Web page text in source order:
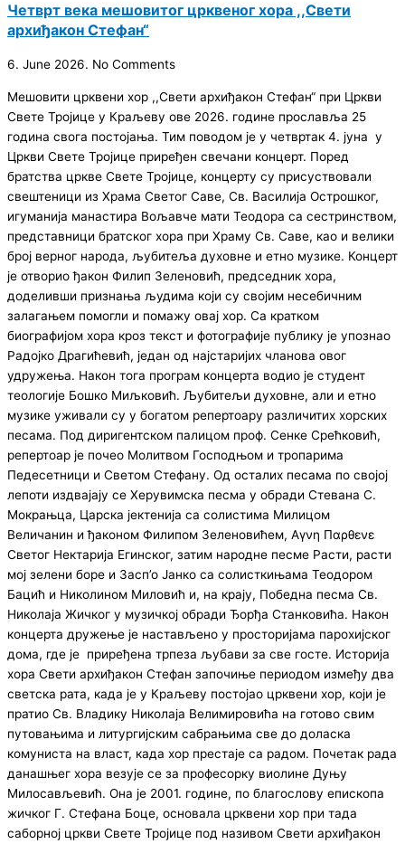
Четврт века мешовитог црквеног хора ,,Свети
архиђакон Стефан“
6. June 2026. No Comments
Мешовити црквени хор ,,Свети архиђакон Стефан“ при Цркви
Свете Тројице у Краљеву ове 2026. године прославља 25
година свога постојања. Тим поводом је у четвртак 4. јуна у
Цркви Свете Тројице приређен свечани концерт. Поред
братства цркве Свете Тројице, концерту су присуствовали
свештеници из Храма Светог Саве, Св. Василија Острошког,
игуманија манастира Вољавче мати Теодора са сестринством,
представници братског хора при Храму Св. Саве, као и велики
број верног народа, љубитеља духовне и етно музике. Концерт
је отворио ђакон Филип Зеленовић, председник хора,
доделивши признања људима који су својим несебичним
залагањем помогли и помажу овај хор. Са кратком
биографијом хора кроз текст и фотографије публику је упознао
Радојко Драгићевић, један од најстаријих чланова овог
удружења. Након тога програм концерта водио је студент
теологије Бошко Миљковић. Љубитељи духовне, али и етно
музике уживали су у богатом репертоару различитих хорских
песама. Под диригентском палицом проф. Сенке Срећковић,
репертоар је почео Молитвом Господњом и тропарима
Педесетници и Светом Стефану. Од осталих песама по својој
лепоти издвајају се Херувимска песма у обради Стевана С.
Мокрањца, Царска јектенија са солистима Милицом
Величанин и ђаконом Филипом Зеленовићем, Αγνη Παρθενε
Светог Нектарија Егинског, затим народне песме Расти, расти
мој зелени боре и Засп’о Јанко са солисткињама Теодором
Бацић и Николином Миловић и, на крају, Победна песма Св.
Николаја Жичког у музичкој обради Ђорђа Станковића. Након
концерта дружење је настављено у просторијама парохијског
дома, где је приређена трпеза љубави за све госте. Историја
хора Свети архиђакон Стефан започиње периодом између два
светска рата, када је у Краљеву постојао црквени хор, који је
пратио Св. Владику Николаја Велимировића на готово свим
путовањима и литургијским сабрањима све до доласка
комуниста на власт, када хор престаје са радом. Почетак рада
данашњег хора везује се за професорку виолине Дуњу
Милосављевић. Она је 2001. године, по благослову епископа
жичког Г. Стефана Боце, основала црквени хор при тада
саборној цркви Свете Тројице под називом Свети архиђакон